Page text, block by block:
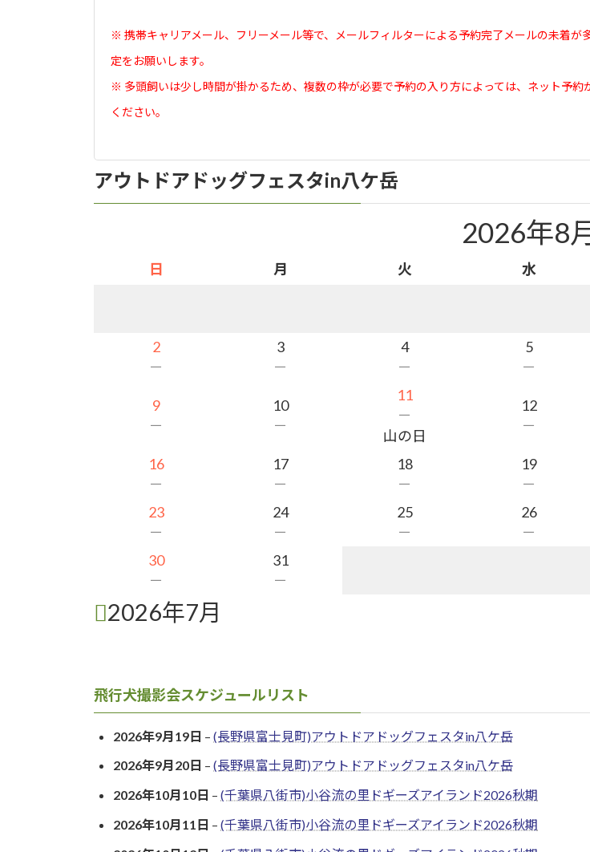
※ 携帯キャリアメール、フリーメール等で、メールフィルターによる予約完了メールの未着
定をお願いします。
※ 多頭飼いは少し時間が掛かるため、複数の枠が必要で予約の入り方によっては、ネット予
ください。
アウトドアドッグフェスタin八ケ岳
2026年8
日 月 火 水
2
－
3
－
4
－
5
－
9
－
10
－
11
－
山の日
12
－
16
－
17
－
18
－
19
－
23
－
24
－
25
－
26
－
30
－
31
－
2026年7月
飛行犬撮影会スケジュールリスト
2026年9月19日 – (長野県富士見町)アウトドアドッグフェスタin八ケ岳
2026年9月20日 – (長野県富士見町)アウトドアドッグフェスタin八ケ岳
2026年10月10日 – (千葉県八街市)小谷流の里ドギーズアイランド2026秋期
2026年10月11日 – (千葉県八街市)小谷流の里ドギーズアイランド2026秋期